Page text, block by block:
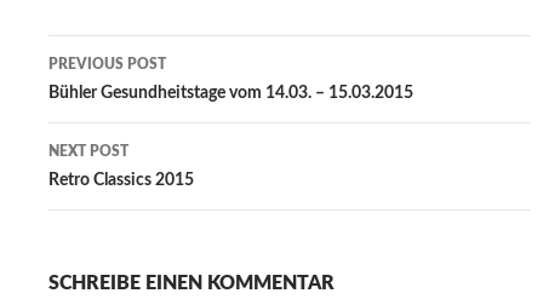
Post
navigation
PREVIOUS POST
Bühler Gesundheitstage vom 14.03. – 15.03.2015
NEXT POST
Retro Classics 2015
SCHREIBE EINEN KOMMENTAR